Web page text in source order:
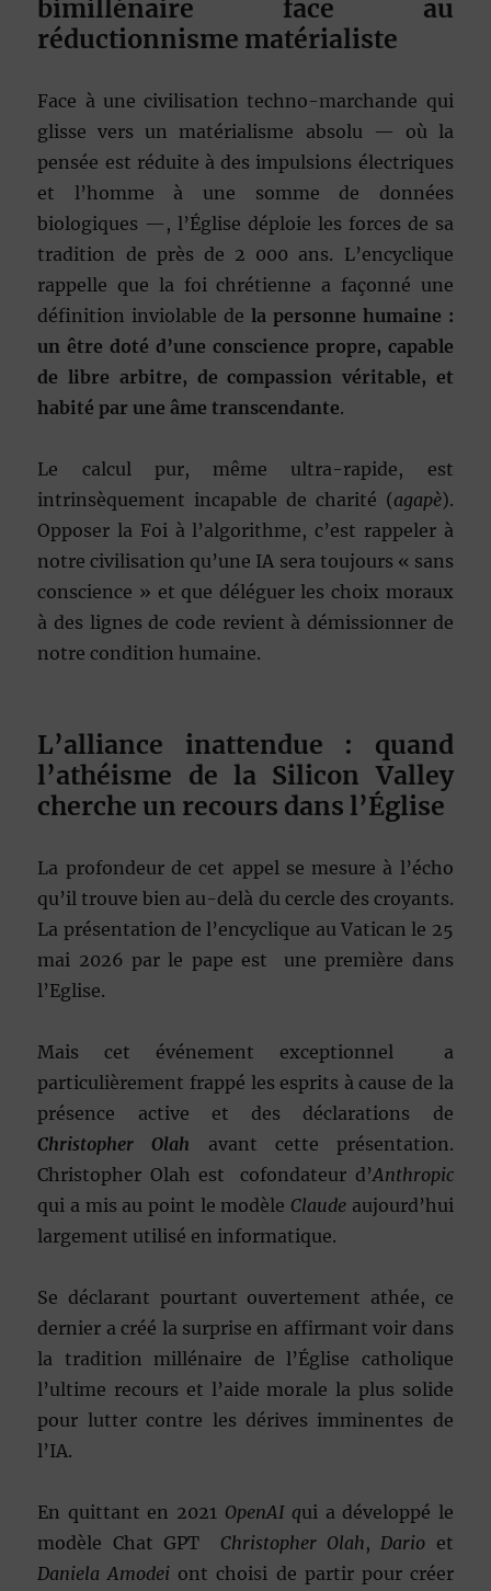
bimillénaire face au
réductionnisme matérialiste
Face à une civilisation techno-marchande qui
glisse vers un matérialisme absolu — où la
pensée est réduite à des impulsions électriques
et l’homme à une somme de données
biologiques —, l’Église déploie les forces de sa
tradition de près de 2 000 ans. L’encyclique
rappelle que la foi chrétienne a façonné une
définition inviolable de la personne humaine :
un être doté d’une conscience propre, capable
de libre arbitre, de compassion véritable, et
habité par une âme transcendante.
Le calcul pur, même ultra-rapide, est
intrinsèquement incapable de charité (agapè).
Opposer la Foi à l’algorithme, c’est rappeler à
notre civilisation qu’une IA sera toujours « sans
conscience » et que déléguer les choix moraux
à des lignes de code revient à démissionner de
notre condition humaine.
L’alliance inattendue : quand
l’athéisme de la Silicon Valley
cherche un recours dans l’Église
La profondeur de cet appel se mesure à l’écho
qu’il trouve bien au-delà du cercle des croyants.
La présentation de l’encyclique au Vatican le 25
mai 2026 par le pape est une première dans
l’Eglise.
Mais cet événement exceptionnel a
particulièrement frappé les esprits à cause de la
présence active et des déclarations de
Christopher Olah avant cette présentation.
Christopher Olah est cofondateur d’Anthropic
qui a mis au point le modèle Claude aujourd’hui
largement utilisé en informatique.
Se déclarant pourtant ouvertement athée, ce
dernier a créé la surprise en affirmant voir dans
la tradition millénaire de l’Église catholique
l’ultime recours et l’aide morale la plus solide
pour lutter contre les dérives imminentes de
l’IA.
En quittant en 2021 OpenAI qui a développé le
modèle Chat GPT Christopher Olah, Dario et
Daniela Amodei ont choisi de partir pour créer